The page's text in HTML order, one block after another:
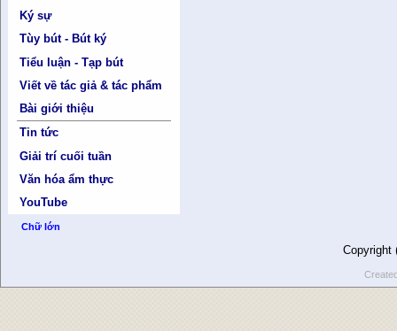
Ký sự
Tùy bút - Bút ký
Tiểu luận - Tạp bút
Viết về tác giả & tác phẩm
Bài giới thiệu
Tin tức
Giải trí cuối tuần
Văn hóa ẩm thực
YouTube
Chữ lớn
Copyright